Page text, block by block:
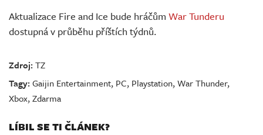
Aktualizace Fire and Ice bude hráčům War Tunderu
dostupná v průběhu příštích týdnů.
Zdroj:TZ
Tagy:Gaijin Entertainment, PC, Playstation,War Thunder,
Xbox,Zdarma
LÍBIL SE TI ČLÁNEK?